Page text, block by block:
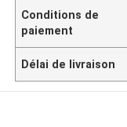
Conditions de
paiement
Délai de livraison